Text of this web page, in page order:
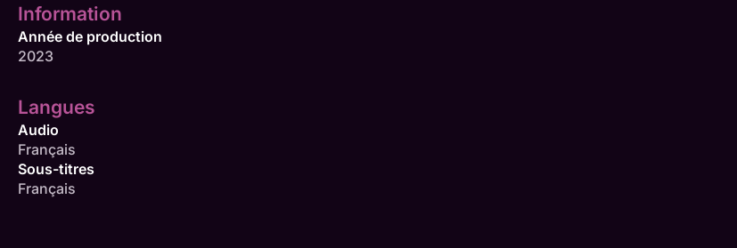
Information
Année de production
2023
Langues
Audio
Français
Sous-titres
Français